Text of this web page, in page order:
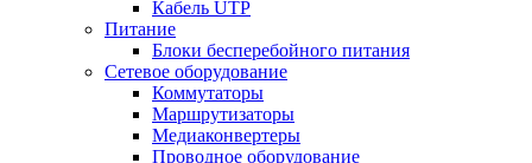
Кабель UTP
Питание
Блоки бесперебойного питания
Сетевое оборудование
Коммутаторы
Маршрутизаторы
Медиаконвертеры
Проводное оборудование